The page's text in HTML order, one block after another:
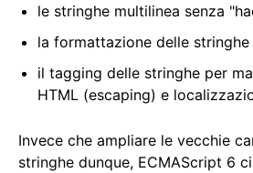
le stringhe multilinea senza
la formattazione delle stringhe
il tagging delle stringhe per
HTML (escaping) e
Invece che ampliare le vecchie
stringhe dunque, ECMAScript 6